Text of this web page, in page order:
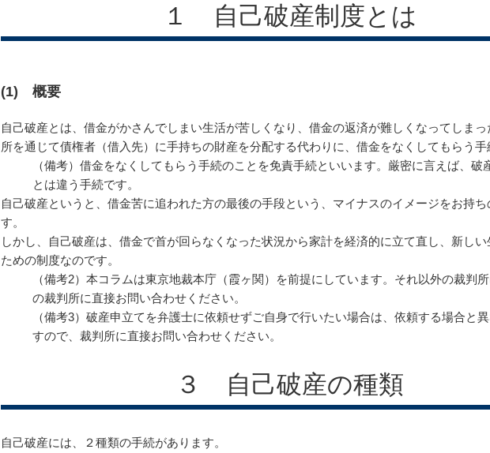
１ 自己破産制度とは
(1) 概要
自己破産とは、借金がかさんでしまい生活が苦しくなり、借金の返済が難しくなってしまっ
所を通じて債権者（借入先）に手持ちの財産を分配する代わりに、借金をなくしてもらう手
（備考）借金をなくしてもらう手続のことを免責手続といいます。厳密に言えば、破
とは違う手続です。
自己破産というと、借金苦に追われた方の最後の手段という、マイナスのイメージをお持ち
す。
しかし、自己破産は、借金で首が回らなくなった状況から家計を経済的に立て直し、新しい
ための制度なのです。
（備考2）本コラムは東京地裁本庁（霞ヶ関）を前提にしています。それ以外の裁判
の裁判所に直接お問い合わせください。
（備考3）破産申立てを弁護士に依頼せずご自身で行いたい場合は、依頼する場合と
すので、裁判所に直接お問い合わせください。
３ 自己破産の種類
自己破産には、２種類の手続があります。